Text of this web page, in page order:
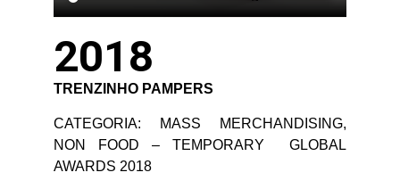
2018
TRENZINHO PAMPERS
CATEGORIA: MASS MERCHANDISING,
NON FOOD – TEMPORARY GLOBAL
AWARDS 2018